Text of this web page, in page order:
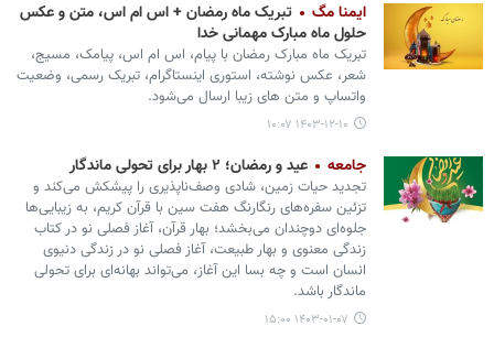
ایمنا مگ
تبریک ماه رمضان + اس ام اس، متن و عکس
حلول ماه مبارک مهمانی خدا
تبریک ماه مبارک رمضان با پیام، اس ام اس، پیامک، مسیج،
شعر، عکس نوشته، استوری اینستاگرام، تبریک رسمی، وضعیت
واتساپ و متن های زیبا ارسال می‌شود.
۱۴۰۳-۱۲-۱۰ ۱۰:۰۷
جامعه عید و رمضان؛ ۲ بهار برای تحولی ماندگار
تجدید حیات زمین، شادی وصف‌ناپذیری را پیشکش می‌کند و
تزئین سفره‌های رنگارنگ هفت سین با قرآن کریم، به زیبایی‌ها
جلوه‌ای دوچندان می‌بخشد؛ بهار قرآن، آغاز فصلی نو در کتاب
زندگی معنوی و بهار طبیعت، آغاز فصلی نو در زندگی دنیوی
انسان است و چه بسا این آغاز، می‌تواند بهانه‌ای برای تحولی
ماندگار باشد.
۱۴۰۳-۰۱-۰۷ ۱۵:۰۰